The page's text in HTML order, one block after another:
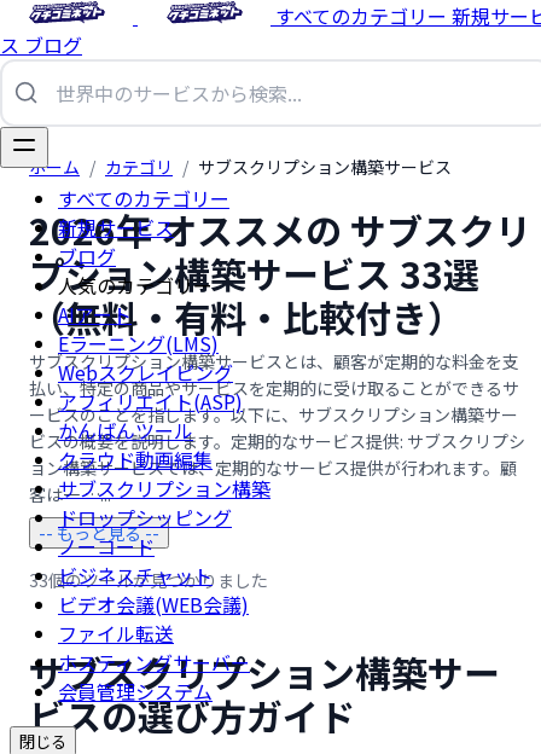
すべてのカテゴリー 新規サー
ス ブログ
すべてのカテゴリー
新規サービス
ブログ
人気のカテゴリー
AIアート
Eラーニング(LMS)
Webスクレイピング
アフィリエイト(ASP)
かんばんツール
クラウド動画編集
サブスクリプション構築
ドロップシッピング
ノーコード
ビジネスチャット
ビデオ会議(WEB会議)
ファイル転送
ホスティングサーバー
会員管理システム
閉じる
ホーム / カテゴリ / サブスクリプション構築サービス
2026年 オススメの サブスクリ
プション構築サービス 33選
（無料・有料・比較付き）
サブスクリプション構築サービスとは、顧客が定期的な料金を支
払い、特定の商品やサービスを定期的に受け取ることができるサ
ービスのことを指します。以下に、サブスクリプション構築サー
ビスの概要を説明します。定期的なサービス提供: サブスクリプシ
ョン構築サービスでは、定期的なサービス提供が行われます。顧
客は一 …...
-- もっと見る --
33個のツールが見つかりました
サブスクリプション構築サー
ビスの選び方ガイド